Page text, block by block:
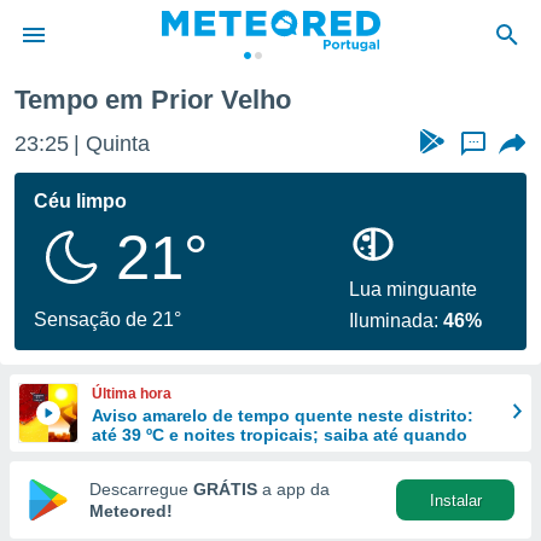
da
foi
fornecidas
a este
das
e
forma
digital
Tempo em Prior Velho
23:25 Quinta ...
Céu limpo
21°
Sensação de 21°
Lua minguante
Iluminada:46%
Última hora
Aviso amarelo de tempo quente neste distrito:
até 39 ºC e noites tropicais; saiba até quando
Descarregue GRÁTIS a app da
Meteored!
Instalar